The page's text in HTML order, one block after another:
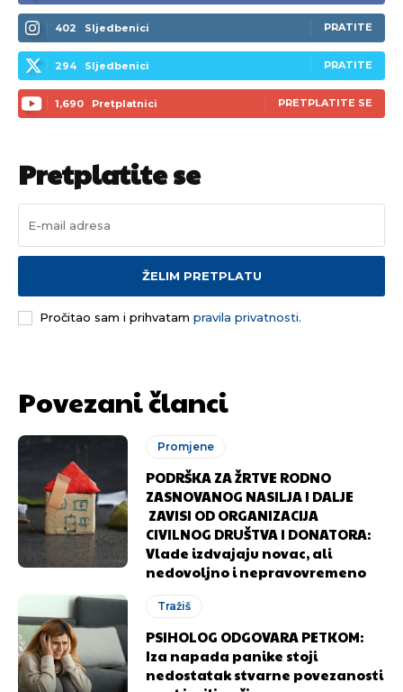
402 Sljedbenici PRATITE
294 Sljedbenici PRATITE
1,690 Pretplatnici PRETPLATITE SE
Pretplatite se
ŽELIM PRETPLATU
Pročitao sam i prihvatam pravila privatnosti.
Povezani članci
Promjene
PODRŠKA ZA ŽRTVE RODNO
ZASNOVANOG NASILJA I DALJE
ZAVISI OD ORGANIZACIJA
CIVILNOG DRUŠTVA I DONATORA:
Vlade izdvajaju novac, ali
nedovoljno i nepravovremeno
Tražiš
PSIHOLOG ODGOVARA PETKOM:
Iza napada panike stoji
nedostatak stvarne povezanosti